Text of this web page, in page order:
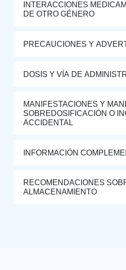
INTERACCIONES
DE OTRO GÉNERO
PRECAUCIONES Y
DOSIS Y VÍA DE
MANIFESTACIONES Y
SOBREDOSIFICACIÓN O
ACCIDENTAL
INFORMACIÓN
RECOMENDACIONES
ALMACENAMIENTO